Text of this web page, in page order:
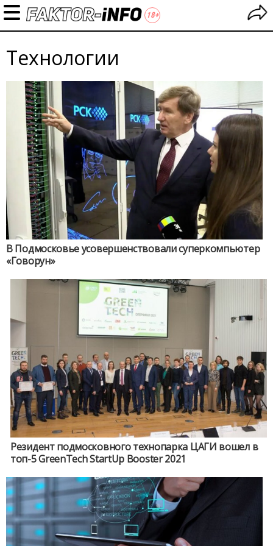
Технологии
В Подмосковье усовершенствовали суперкомпьютер
«Говорун»
Резидент подмосковного технопарка ЦАГИ вошел в
топ-5 GreenTech StartUp Booster 2021